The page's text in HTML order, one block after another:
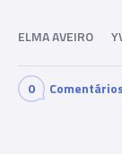
ELMA AVEIRO
0